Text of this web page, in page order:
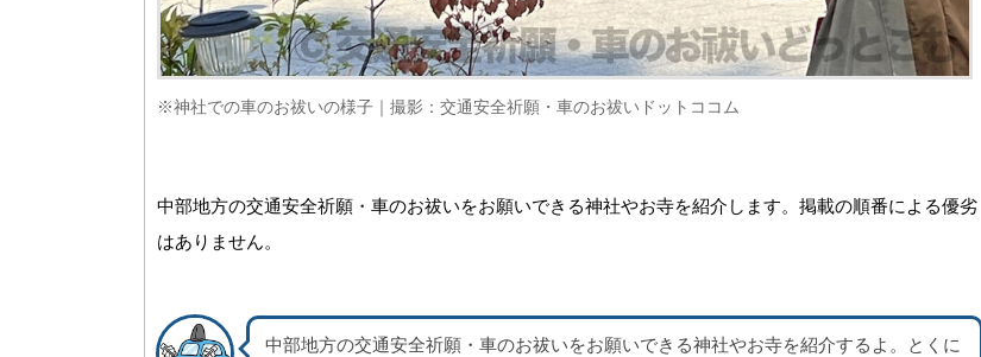
※神社での車のお祓いの様子｜撮影：交通安全祈願・車のお祓いドットココム
中部地方の交通安全祈願・車のお祓いをお願いできる神社やお寺を紹介します。掲載の順番による優劣
はありません。
中部地方の交通安全祈願・車のお祓いをお願いできる神社やお寺を紹介するよ。
とくに